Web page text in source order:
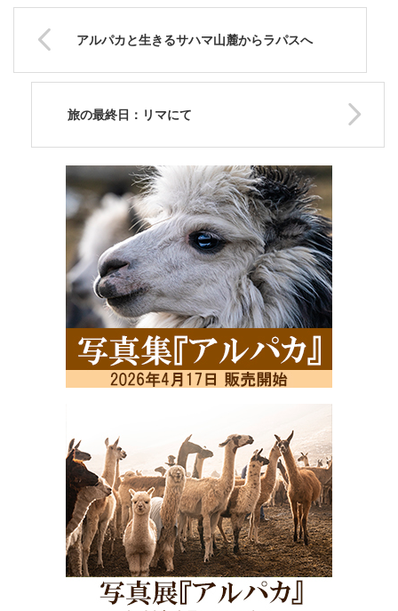
アルパカと生きるサハマ山麓からラパスへ
旅の最終日：リマにて